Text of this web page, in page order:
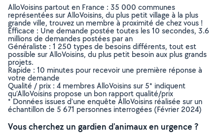
AlloVoisins partout en France : 35 000 communes
représentées sur AlloVoisins, du plus petit village à la plus
grande ville, trouvez un membre à proximité de chez vous !
Efficace : Une demande postée toutes les 10 secondes, 3.6
millions de demandes postées par an
Généraliste : 1 250 types de besoins différents, tout est
possible sur AlloVoisins, du plus petit besoin aux plus grands
projets.
Rapide : 10 minutes pour recevoir une première réponse à
votre demande
Qualité / prix : 4 membres AlloVoisins sur 5* indiquent
qu’AlloVoisins propose un bon rapport qualité/prix
* Données issues d’une enquête AlloVoisins réalisée sur un
échantillon de 5 671 personnes interrogées (Février 2024)
Vous cherchez un gardien d'animaux en urgence ?